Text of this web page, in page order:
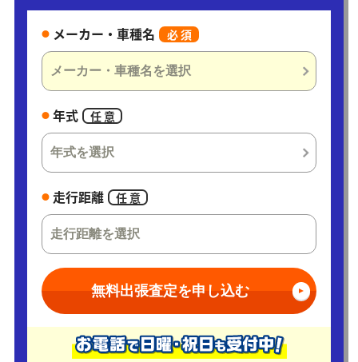
メーカー・車種名 必 須
年式 任 意
走行距離 任 意
無料出張査定を申し込む